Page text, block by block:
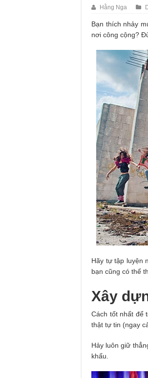
Hằng Nga
Bạn thích nhảy
nơi công cộng?
Hãy tự tập luyện
bạn cũng có thể
Xây
Cách tốt nhất để
thật tự tin (ngay
Hảy luôn giữ
khấu.